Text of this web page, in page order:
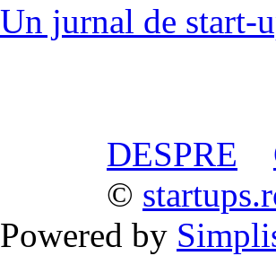
Un jurnal de start-
DESPRE
©
Powered by